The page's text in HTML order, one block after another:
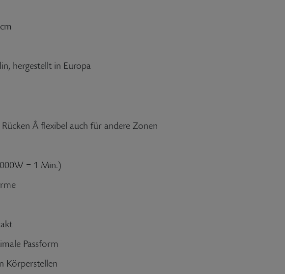
hergestellt in Europa
Â flexibel auch für andere Zonen
= 1 Min.)
Passform
Körperstellen